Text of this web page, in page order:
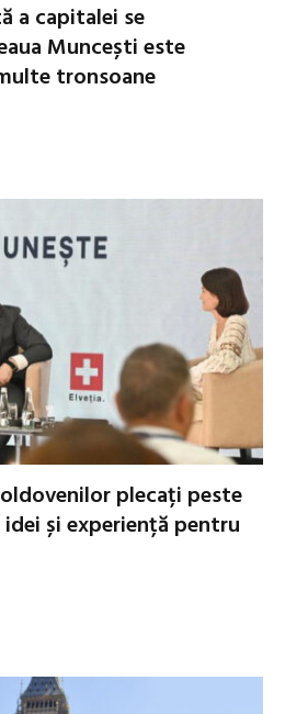
a capitalei se
Muncești este
tronsoane
plecați peste
și experiență pentru